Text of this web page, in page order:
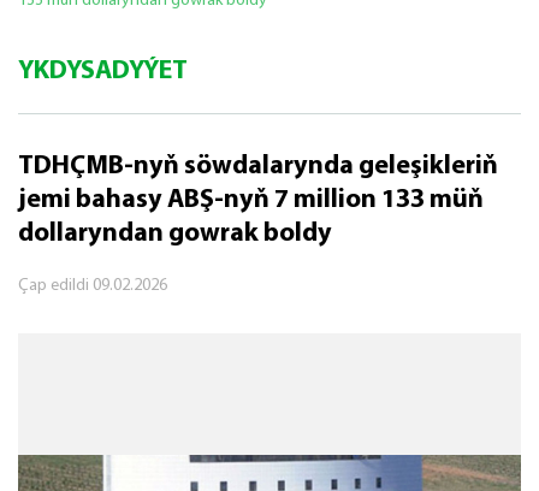
YKDYSADYÝET
TDHÇMB-nyň söwdalarynda geleşikleriň
jemi bahasy ABŞ-nyň 7 million 133 müň
dollaryndan gowrak boldy
Çap edildi 09.02.2026